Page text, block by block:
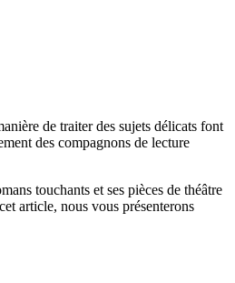
de traiter des sujets délicats font
des compagnons de lecture
touchants et ses pièces de théâtre
article, nous vous présenterons